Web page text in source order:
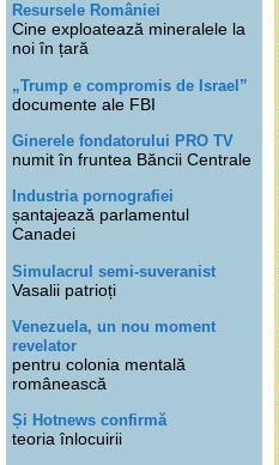
Resursele României
Cine exploatează mineralele la
noi în țară
„Trump e compromis de Israel”
documente ale FBI
Ginerele fondatorului PRO TV
numit în fruntea Băncii Centrale
Industria pornografiei
șantajează parlamentul
Canadei
Simulacrul semi-suveranist
Vasalii patrioți
Venezuela, un nou moment
revelator
pentru colonia mentală
românească
Și Hotnews confirmă
teoria înlocuirii